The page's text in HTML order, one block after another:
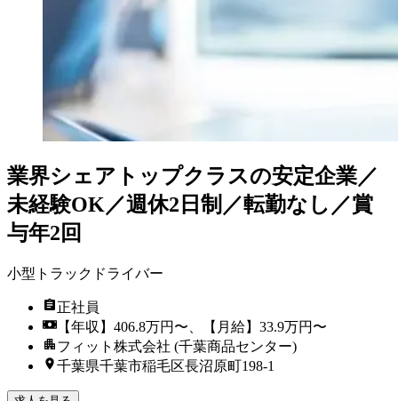
業界シェアトップクラスの安定企業／
未経験OK／週休2日制／転勤なし／賞
与年2回
小型トラックドライバー
正社員
【年収】406.8万円〜、【月給】33.9万円〜
フィット株式会社 (千葉商品センター)
千葉県千葉市稲毛区長沼原町198-1